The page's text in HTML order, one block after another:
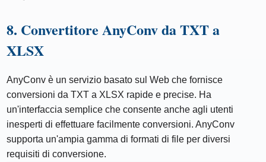
8. Convertitore AnyConv da TXT a
XLSX
AnyConv è un servizio basato sul Web che fornisce
conversioni da TXT a XLSX rapide e precise. Ha
un'interfaccia semplice che consente anche agli utenti
inesperti di effettuare facilmente conversioni. AnyConv
supporta un'ampia gamma di formati di file per diversi
requisiti di conversione.